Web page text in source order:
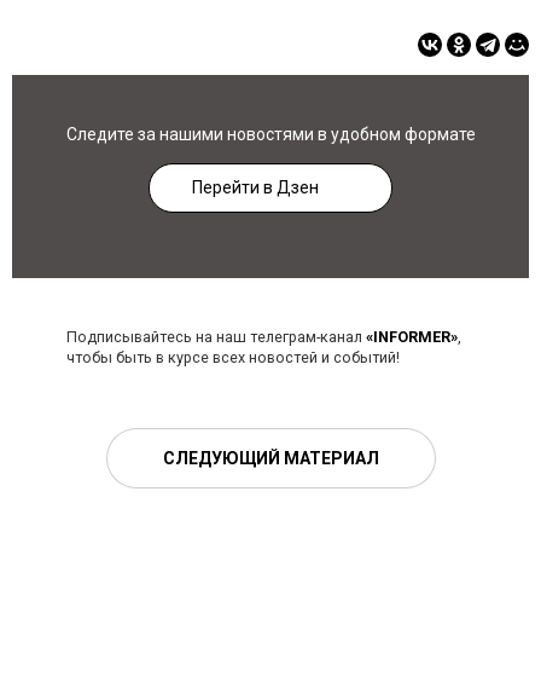
Следите за нашими новостями в удобном формате
Перейти в Дзен
Подписывайтесь на наш телеграм-канал «INFORMER»,
чтобы быть в курсе всех новостей и событий!
СЛЕДУЮЩИЙ МАТЕРИАЛ